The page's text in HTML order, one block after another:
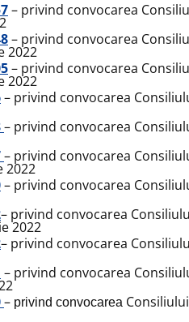
– privind convocarea
– privind convocarea
2022
– privind convocarea
2022
– privind convocarea
– privind convocarea
– privind convocarea
2022
– privind convocarea
– privind convocarea
2022
– privind convocarea
– privind convocarea
– privind convocarea